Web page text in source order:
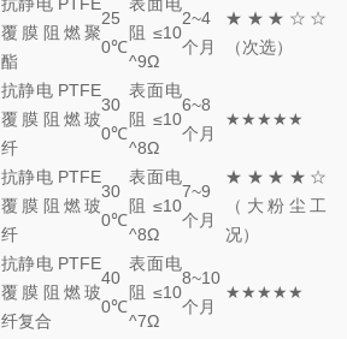
覆膜阻燃聚
酯
25
0℃
阻≤10
^9Ω
2~4
个月
★★★☆☆
（次选）
抗静电 PTFE
覆膜阻燃玻
纤
30
0℃
表面电
阻≤10
^8Ω
6~8
个月
★★★★★
抗静电 PTFE
覆膜阻燃玻
纤
30
0℃
表面电
阻≤10
^8Ω
7~9
个月
★★★★☆
（大粉尘工
况）
抗静电 PTFE
覆膜阻燃玻
纤复合
40
0℃
表面电
阻≤10
^7Ω
8~10
个月
★★★★★